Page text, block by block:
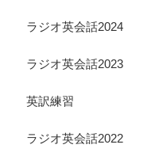
ラジオ英会話2024
ラジオ英会話2023
英訳練習
ラジオ英会話2022